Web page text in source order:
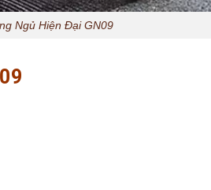
Ngủ Hiện Đại GN09